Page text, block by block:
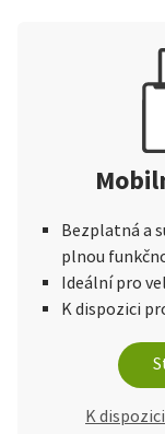
Bezplatná a
plnou
Ideální pro
K dispozici
K